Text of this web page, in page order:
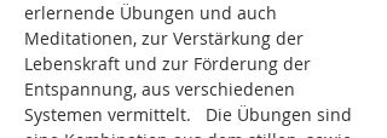
erlernende Übungen und auch
Meditationen, zur Verstärkung der
Lebenskraft und zur Förderung der
Entspannung, aus verschiedenen
Systemen vermittelt.   Die Übungen sind